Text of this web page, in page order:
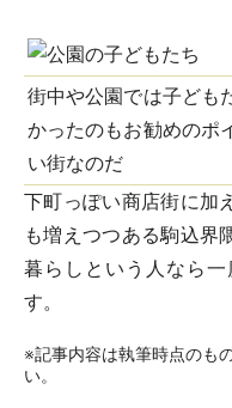
街中や公園では子ども
かったのもお勧めのポ
い街なのだ
下町っぽい商店街に加
も増えつつある駒込界
暮らしという人なら
す。
※記事内容は執筆時点のも
い。